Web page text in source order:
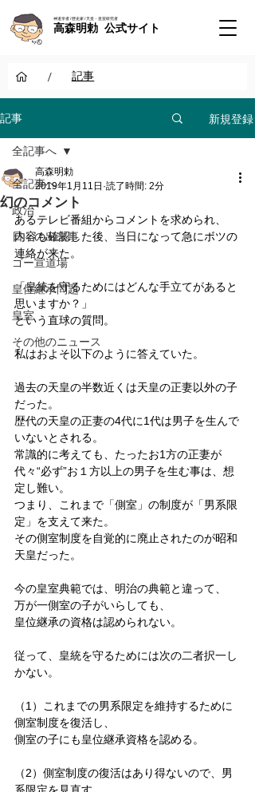
神道学者 / 歴史家 / 天皇・皇室研究者
高森明勅 公式サイト
/ 記事
記事 新規登録
全記事へ
政治
日々の出来事
ゴー宣道場
皇位継承問題
皇室
その他のニュース
全記事へ
幻のコメント
高森明勅
2019年1月11日 読了時間: 2分
あるテレビ番組からコメントを求められ、
内容も確認した後、当日になって急にボツの
連絡が来た。
「皇統を守るためにはどんな手立てがあると
思いますか？」
という直球の質問。
私はおよそ以下のように答えていた。
過去の天皇の半数近くは天皇の正妻以外の子
だった。
歴代の天皇の正妻の4代に1代は男子を生んで
いないとされる。
常識的に考えても、たったお1方の正妻が
代々“必ず”お１方以上の男子を生む事は、想
定し難い。
つまり、これまで「側室」の制度が「男系限
定」を支えて来た。
その側室制度を自覚的に廃止されたのが昭和
天皇だった。
今の皇室典範では、明治の典範と違って、
万が一側室の子がいらしても、
皇位継承の資格は認められない。
従って、皇統を守るためには次の二者択一し
かない。
（1）これまでの男系限定を維持するために
側室制度を復活し、
側室の子にも皇位継承資格を認める。
（2）側室制度の復活はあり得ないので、男